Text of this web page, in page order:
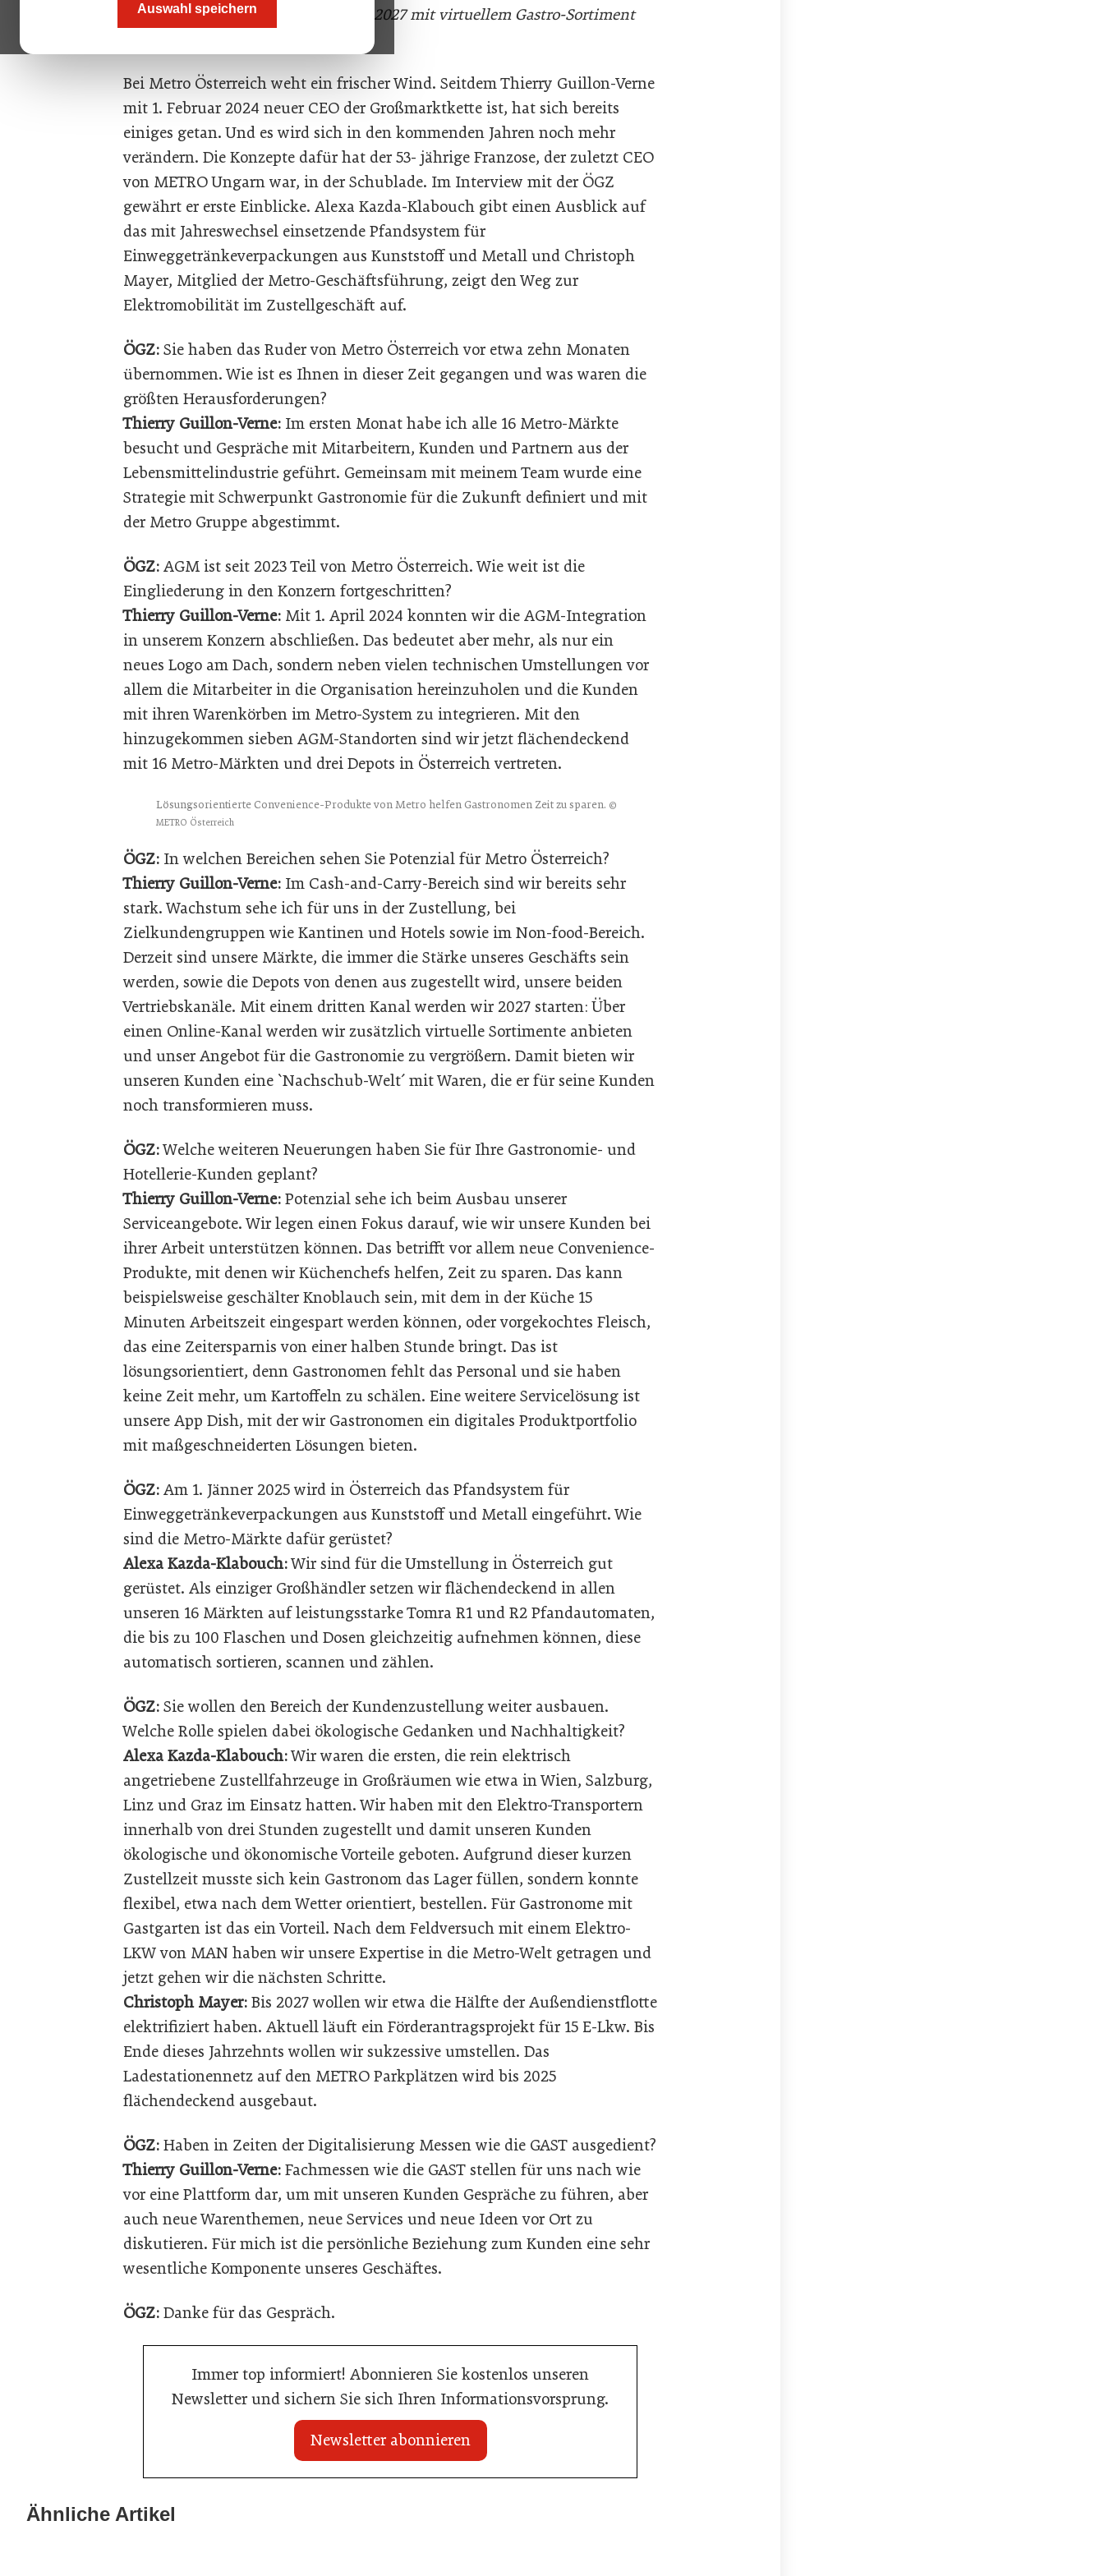
Auswahl speichern
Bild oben: Metro Österreich geht ab 2027 mit virtuellem Gastro-Sortiment
Bei Metro Österreich weht ein frischer Wind. Seitdem Thierry Guillon-Verne
mit 1. Februar 2024 neuer CEO der Großmarktkette ist, hat sich bereits
einiges getan. Und es wird sich in den kommenden Jahren noch mehr
verändern. Die Konzepte dafür hat der 53- jährige Franzose, der zuletzt CEO
von METRO Ungarn war, in der Schublade. Im Interview mit der ÖGZ
gewährt er erste Einblicke. Alexa Kazda-Klabouch gibt einen Ausblick auf
das mit Jahreswechsel einsetzende Pfandsystem für
Einweggetränkeverpackungen aus Kunststoff und Metall und Christoph
Mayer, Mitglied der Metro-Geschäftsführung, zeigt den Weg zur
Elektromobilität im Zustellgeschäft auf.
ÖGZ: Sie haben das Ruder von Metro Österreich vor etwa zehn Monaten
übernommen. Wie ist es Ihnen in dieser Zeit gegangen und was waren die
größten Herausforderungen?
Thierry Guillon-Verne: Im ersten Monat habe ich alle 16 Metro-Märkte
besucht und Gespräche mit Mitarbeitern, Kunden und Partnern aus der
Lebensmittelindustrie geführt. Gemeinsam mit meinem Team wurde eine
Strategie mit Schwerpunkt Gastronomie für die Zukunft definiert und mit
der Metro Gruppe abgestimmt.
ÖGZ: AGM ist seit 2023 Teil von Metro Österreich. Wie weit ist die
Eingliederung in den Konzern fortgeschritten?
Thierry Guillon-Verne: Mit 1. April 2024 konnten wir die AGM-Integration
in unserem Konzern abschließen. Das bedeutet aber mehr, als nur ein
neues Logo am Dach, sondern neben vielen technischen Umstellungen vor
allem die Mitarbeiter in die Organisation hereinzuholen und die Kunden
mit ihren Warenkörben im Metro-System zu integrieren. Mit den
hinzugekommen sieben AGM-Standorten sind wir jetzt flächendeckend
mit 16 Metro-Märkten und drei Depots in Österreich vertreten.
Lösungsorientierte Convenience-Produkte von Metro helfen Gastronomen Zeit zu sparen. ©
METRO Österreich
ÖGZ: In welchen Bereichen sehen Sie Potenzial für Metro Österreich?
Thierry Guillon-Verne: Im Cash-and-Carry-Bereich sind wir bereits sehr
stark. Wachstum sehe ich für uns in der Zustellung, bei
Zielkundengruppen wie Kantinen und Hotels sowie im Non-food-Bereich.
Derzeit sind unsere Märkte, die immer die Stärke unseres Geschäfts sein
werden, sowie die Depots von denen aus zugestellt wird, unsere beiden
Vertriebskanäle. Mit einem dritten Kanal werden wir 2027 starten: Über
einen Online-Kanal werden wir zusätzlich virtuelle Sortimente anbieten
und unser Angebot für die Gastronomie zu vergrößern. Damit bieten wir
unseren Kunden eine `Nachschub-Welt´ mit Waren, die er für seine Kunden
noch transformieren muss.
ÖGZ:Welche weiteren Neuerungen haben Sie für Ihre Gastronomie- und
Hotellerie-Kunden geplant?
Thierry Guillon-Verne: Potenzial sehe ich beim Ausbau unserer
Serviceangebote. Wir legen einen Fokus darauf, wie wir unsere Kunden bei
ihrer Arbeit unterstützen können. Das betrifft vor allem neue Convenience-
Produkte, mit denen wir Küchenchefs helfen, Zeit zu sparen. Das kann
beispielsweise geschälter Knoblauch sein, mit dem in der Küche 15
Minuten Arbeitszeit eingespart werden können, oder vorgekochtes Fleisch,
das eine Zeitersparnis von einer halben Stunde bringt. Das ist
lösungsorientiert, denn Gastronomen fehlt das Personal und sie haben
keine Zeit mehr, um Kartoffeln zu schälen. Eine weitere Servicelösung ist
unsere App Dish, mit der wir Gastronomen ein digitales Produktportfolio
mit maßgeschneiderten Lösungen bieten.
ÖGZ: Am 1. Jänner 2025 wird in Österreich das Pfandsystem für
Einweggetränkeverpackungen aus Kunststoff und Metall eingeführt. Wie
sind die Metro-Märkte dafür gerüstet?
Alexa Kazda-Klabouch:Wir sind für die Umstellung in Österreich gut
gerüstet. Als einziger Großhändler setzen wir flächendeckend in allen
unseren 16 Märkten auf leistungsstarke Tomra R1 und R2 Pfandautomaten,
die bis zu 100 Flaschen und Dosen gleichzeitig aufnehmen können, diese
automatisch sortieren, scannen und zählen.
ÖGZ: Sie wollen den Bereich der Kundenzustellung weiter ausbauen.
Welche Rolle spielen dabei ökologische Gedanken und Nachhaltigkeit?
Alexa Kazda-Klabouch:Wir waren die ersten, die rein elektrisch
angetriebene Zustellfahrzeuge in Großräumen wie etwa in Wien, Salzburg,
Linz und Graz im Einsatz hatten. Wir haben mit den Elektro-Transportern
innerhalb von drei Stunden zugestellt und damit unseren Kunden
ökologische und ökonomische Vorteile geboten. Aufgrund dieser kurzen
Zustellzeit musste sich kein Gastronom das Lager füllen, sondern konnte
flexibel, etwa nach dem Wetter orientiert, bestellen. Für Gastronome mit
Gastgarten ist das ein Vorteil. Nach dem Feldversuch mit einem Elektro-
LKW von MAN haben wir unsere Expertise in die Metro-Welt getragen und
jetzt gehen wir die nächsten Schritte.
Christoph Mayer: Bis 2027 wollen wir etwa die Hälfte der Außendienstflotte
elektrifiziert haben. Aktuell läuft ein Förderantragsprojekt für 15 E-Lkw. Bis
Ende dieses Jahrzehnts wollen wir sukzessive umstellen. Das
Ladestationennetz auf den METRO Parkplätzen wird bis 2025
flächendeckend ausgebaut.
ÖGZ: Haben in Zeiten der Digitalisierung Messen wie die GAST ausgedient?
Thierry Guillon-Verne: Fachmessen wie die GAST stellen für uns nach wie
vor eine Plattform dar, um mit unseren Kunden Gespräche zu führen, aber
auch neue Warenthemen, neue Services und neue Ideen vor Ort zu
diskutieren. Für mich ist die persönliche Beziehung zum Kunden eine sehr
wesentliche Komponente unseres Geschäftes.
ÖGZ: Danke für das Gespräch.
Immer top informiert! Abonnieren Sie kostenlos unseren
Newsletter und sichern Sie sich Ihren Informationsvorsprung.
Newsletter abonnieren
Ähnliche Artikel
Metro Österreich: Wechsel in der